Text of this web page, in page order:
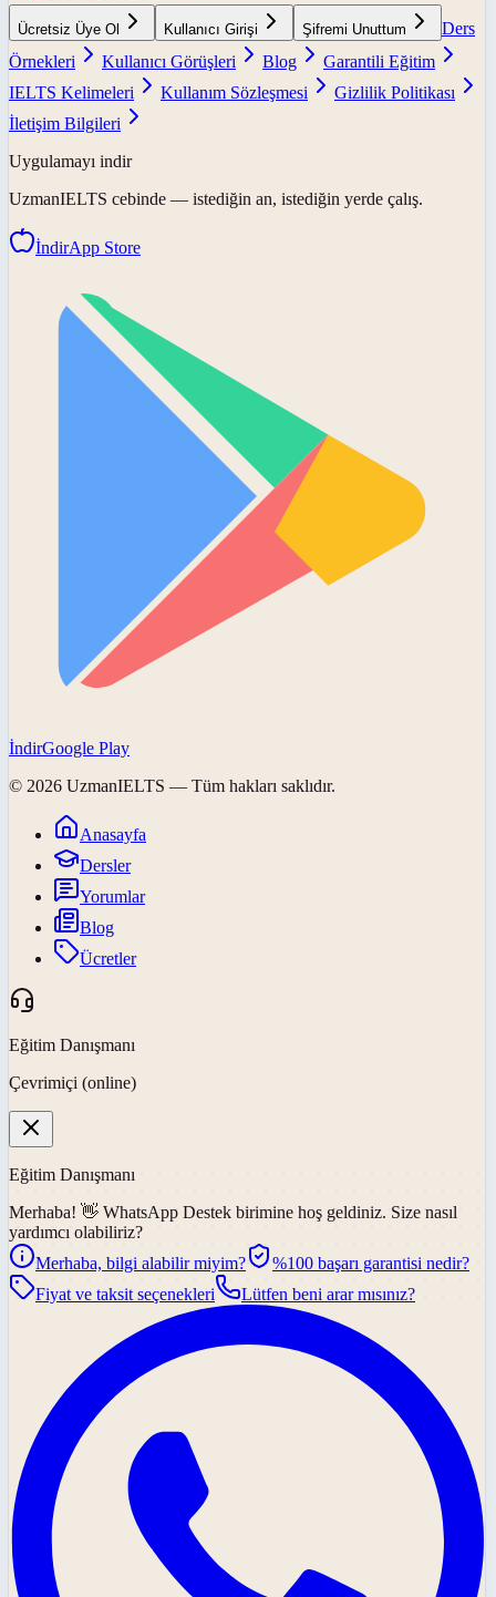
Ücretsiz Üye Ol Kullanıcı Girişi Şifremi Unuttum
Ders
Örnekleri
Kullanıcı Görüşleri Blog
Garantili Eğitim
IELTS Kelimeleri
Kullanım Sözleşmesi
Gizlilik Politikası
İletişim Bilgileri
Uygulamayı indir
UzmanIELTS cebinde — istediğin an, istediğin yerde çalış.
İndirApp Store
İndirGoogle Play
© 2026 UzmanIELTS — Tüm hakları saklıdır.
Anasayfa
Dersler
Yorumlar
Blog
Ücretler
Eğitim Danışmanı
Çevrimiçi (online)
Eğitim Danışmanı
Merhaba! 👋 WhatsApp Destek birimine hoş geldiniz. Size nasıl
yardımcı olabiliriz?
Merhaba, bilgi alabilir miyim?
%100 başarı garantisi nedir?
Fiyat ve taksit seçenekleri
Lütfen beni arar mısınız?